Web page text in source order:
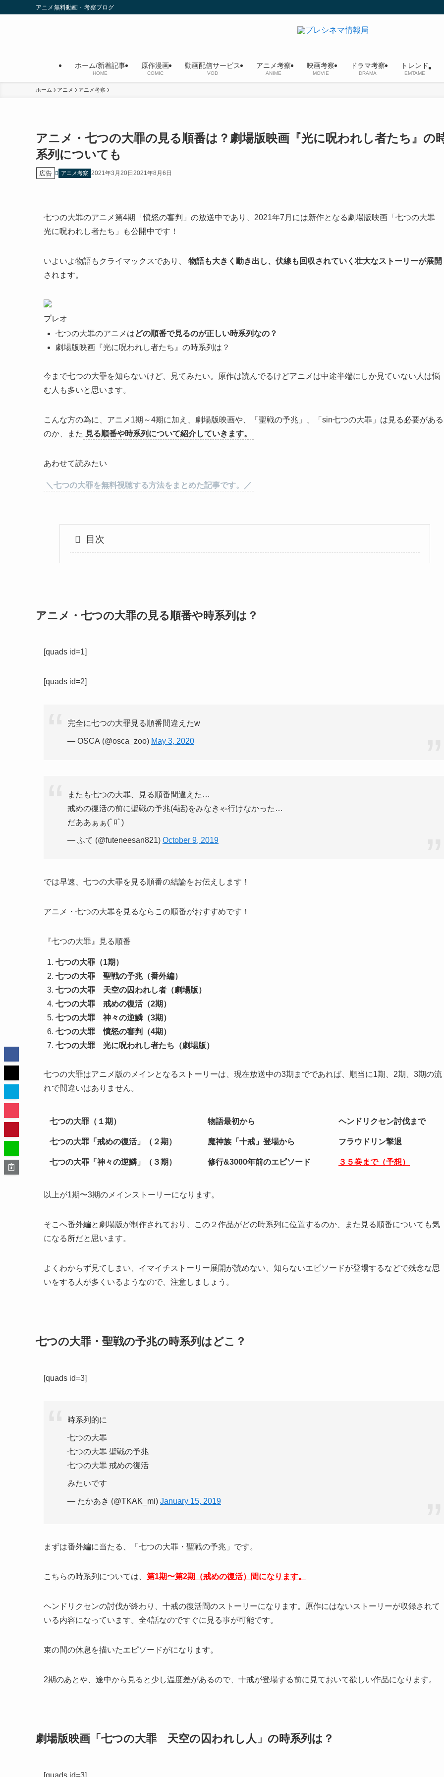
アニメ無料動画・考察ブログ
ホーム/新着記事
HOME
原作漫画
COMIC
動画配信サービス
VOD
アニメ考察
ANIME
映画考察
MOVIE
ドラマ考察
DRAMA
トレンド
EMTAME
ホーム アニメ アニメ考察
アニメ・七つの大罪の見る順番は？劇場版映画『光に呪われし者たち』の
系列についても
広告 アニメ考察 2021年3月20日 2021年8月6日
七つの大罪のアニメ第4期「憤怒の審判」の放送中であり、2021年7月には新作となる劇場版映画「七つの大罪
光に呪われし者たち」も公開中です！
いよいよ物語もクライマックスであり、
物語も大きく動き出し、伏線も回収されていく壮大なストーリーが展開
されます。
プレオ
七つの大罪のアニメはどの順番で見るのが正しい時系列なの？
劇場版映画『光に呪われし者たち』の時系列は？
今まで七つの大罪を知らないけど、見てみたい。原作は読んでるけどアニメは中途半端にしか見ていない人は悩
む人も多いと思います。
こんな方の為に、アニメ1期～4期に加え、劇場版映画や、「聖戦の予兆」、「sin七つの大罪」は見る必要がある
のか、また 見る順番や時系列について紹介していきます。
あわせて読みたい
＼七つの大罪を無料視聴する方法をまとめた記事です。／
目次
アニメ・七つの大罪の見る順番や時系列は？
[quads id=1]
[quads id=2]
完全に七つの大罪見る順番間違えたw
— OSCA (@osca_zoo) May 3, 2020
またも七つの大罪、見る順番間違えた…
戒めの復活の前に聖戦の予兆(4話)をみなきゃ行けなかった…
だああぁぁ(ﾟﾛﾟ)
— ふて (@futeneesan821) October 9, 2019
では早速、七つの大罪を見る順番の結論をお伝えします！
アニメ・七つの大罪を見るならこの順番がおすすめです！
『七つの大罪』見る順番
七つの大罪（1期）
七つの大罪 聖戦の予兆（番外編）
七つの大罪 天空の囚われし者（劇場版）
七つの大罪 戒めの復活（2期）
七つの大罪 神々の逆鱗（3期）
七つの大罪 憤怒の審判（4期）
七つの大罪 光に呪われし者たち（劇場版）
七つの大罪はアニメ版のメインとなるストーリーは、現在放送中の3期までであれば、順当に1期、2期、3期の流
れで間違いはありません。
七つの大罪（１期） 物語最初から ヘンドリクセン討伐まで
七つの大罪「戒めの復活」（２期） 魔神族「十戒」登場から フラウドリン撃退
七つの大罪「神々の逆鱗」（３期） 修行&3000年前のエピソード ３５巻まで（予想）
以上が1期〜3期のメインストーリーになります。
そこへ番外編と劇場版が制作されており、この２作品がどの時系列に位置するのか、また見る順番についても気
になる所だと思います。
よくわからず見てしまい、イマイチストーリー展開が読めない、知らないエピソードが登場するなどで残念な思
いをする人が多くいるようなので、注意しましょう。
七つの大罪・聖戦の予兆の時系列はどこ？
[quads id=3]
時系列的に
七つの大罪
七つの大罪 聖戦の予兆
七つの大罪 戒めの復活
みたいです
— たかあき (@TKAK_mi) January 15, 2019
まずは番外編に当たる、「七つの大罪・聖戦の予兆」です。
こちらの時系列については、 第1期〜第2期（戒めの復活）間になります。
ヘンドリクセンの討伐が終わり、十戒の復活間のストーリーになります。原作にはないストーリーが収録されて
いる内容になっています。全4話なのですぐに見る事が可能です。
束の間の休息を描いたエピソードがになります。
2期のあとや、途中から見ると少し温度差があるので、十戒が登場する前に見ておいて欲しい作品になります。
劇場版映画「七つの大罪 天空の囚われし人」の時系列は？